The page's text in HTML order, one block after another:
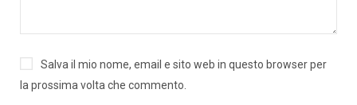
Salva il mio nome, email e sito web in questo browser per
la prossima volta che commento.